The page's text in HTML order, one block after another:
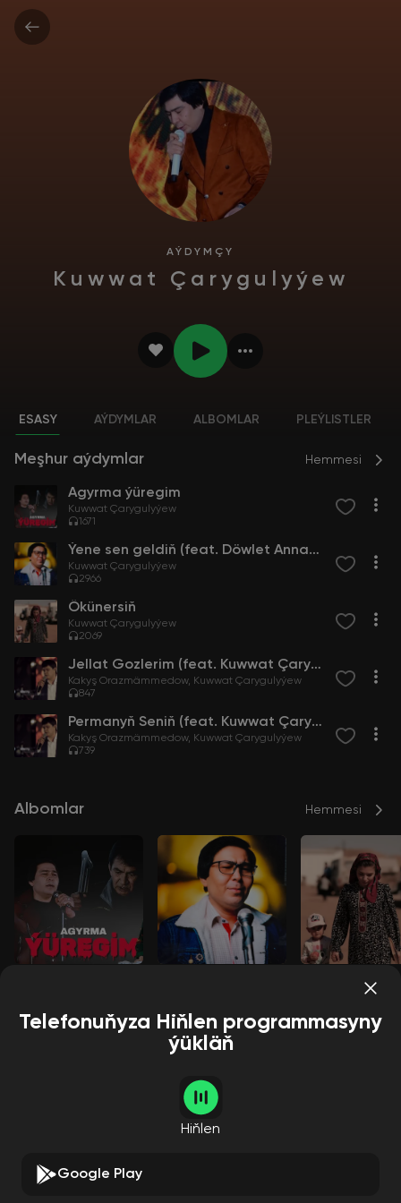
AÝDYMÇY
Kuwwat Çarygulyýew
ESASY AÝDYMLAR ALBOMLAR PLEÝLISTLER
Meşhur aýdymlar Hemmesi
Agyrma ýüregim
Kuwwat Çarygulyýew
1671
Ýene sen geldiň (feat. Döwlet Annanyýazow)
Kuwwat Çarygulyýew
2966
Ökünersiň
Kuwwat Çarygulyýew
2069
Jellat Gozlerim (feat. Kuwwat Çarygulyýew) (Janly ses)
Kakyş Orazmämmedow
Kuwwat Çarygulyýew
847
Permanyň Seniň (feat. Kuwwat Çarygulyýew) (Janly ses)
Kakyş Orazmämmedow
Kuwwat Çarygulyýew
739
Albomlar Hemmesi
Kuwwat
Telefonuňyza Hiňlen programmasyny
ýükläň
Hiňlen
Google Play